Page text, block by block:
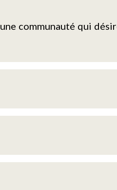
communauté qui